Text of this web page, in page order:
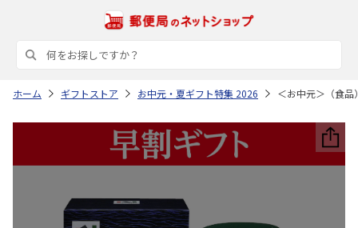
ホーム ギフトストア お中元・夏ギフト特集 2026 ＜お中元＞（食